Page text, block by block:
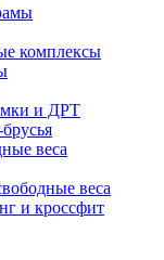
комплексы
и ДРТ
веса
веса
и кроссфит